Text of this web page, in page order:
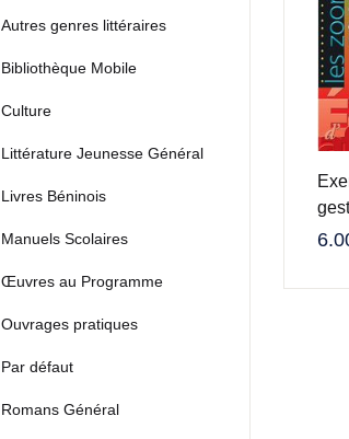
Autres genres littéraires
Bibliothèque Mobile
Culture
Littérature Jeunesse Général
Livres Béninois
Manuels Scolaires
Œuvres au Programme
Ouvrages pratiques
Par défaut
Romans Général